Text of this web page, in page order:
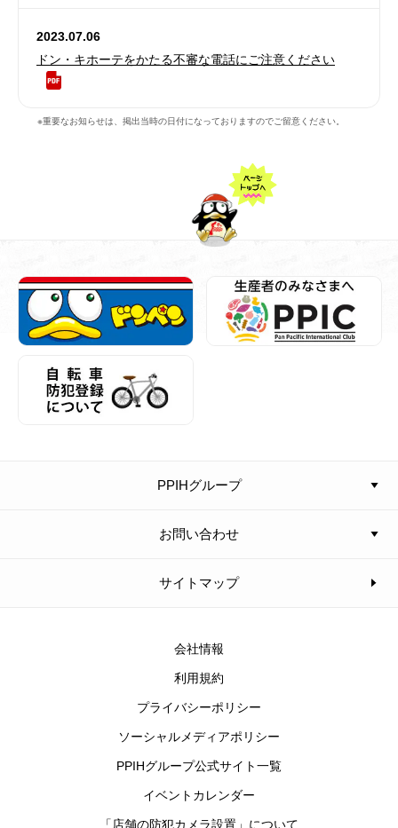
2023.07.06
ドン・キホーテをかたる不審な電話にご注意ください
※重要なお知らせは、掲出当時の日付になっておりますのでご留意ください。
PPIHグループ
お問い合わせ
サイトマップ
会社情報
利用規約
プライバシーポリシー
ソーシャルメディアポリシー
PPIHグループ公式サイト一覧
イベントカレンダー
「店舗の防犯カメラ設置」について